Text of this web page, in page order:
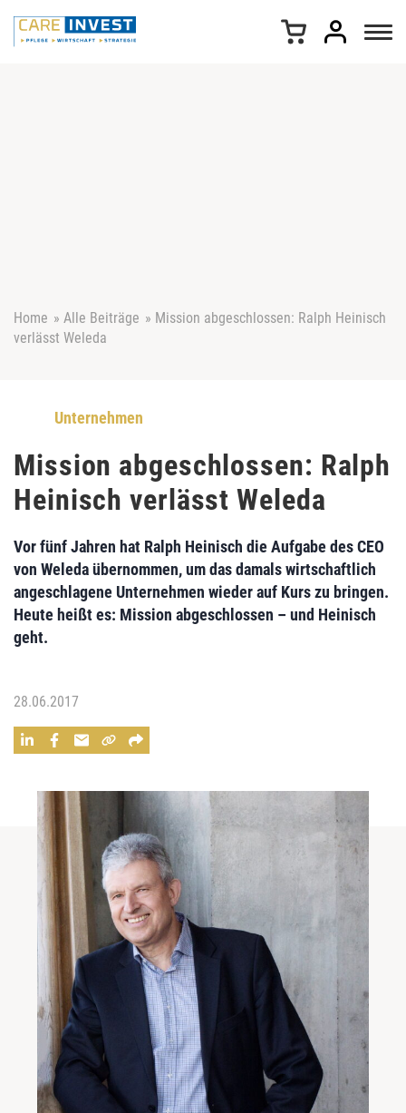
Home » Alle Beiträge » Mission abgeschlossen: Ralph Heinisch
verlässt Weleda
Unternehmen
Mission abgeschlossen: Ralph
Heinisch verlässt Weleda
Vor fünf Jahren hat Ralph Heinisch die Aufgabe des CEO
von Weledaübernommen, um das damals wirtschaftlich
angeschlagene Unternehmen wieder auf Kurs zu bringen.
Heute heißt es: Mission abgeschlossen – und Heinisch
geht.
28.06.2017